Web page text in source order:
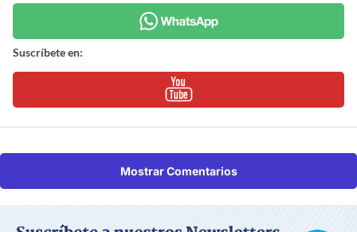
Suscríbete en:
Mostrar Comentarios